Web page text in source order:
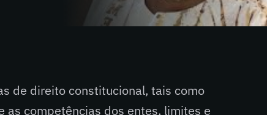
de direito constitucional, tais como
as competências dos entes, limites e